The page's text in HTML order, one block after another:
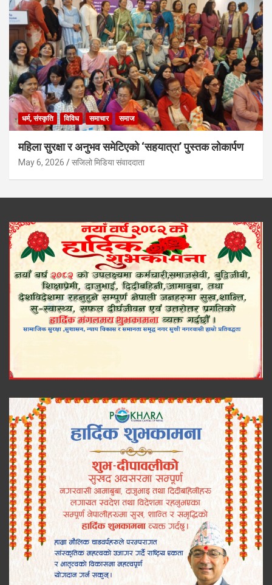
धर्म, संस्कृति विविध समाचार समाज
महिला सुरक्षा र अनुभव समेटिएको ‘सहयात्रा’ पुस्तक लोकार्पण
May 6, 2026 सजिलो मिडिया संवाददाता